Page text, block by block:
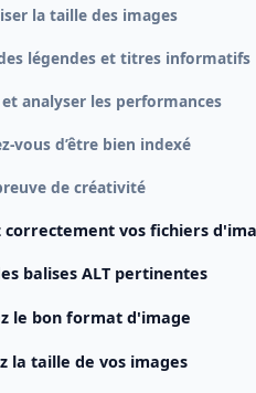
la taille des images
légendes et titres informatifs
analyser les performances
vous d’être bien indexé
de créativité
correctement vos fichiers
balises ALT pertinentes
le bon format d'image
la taille de vos images